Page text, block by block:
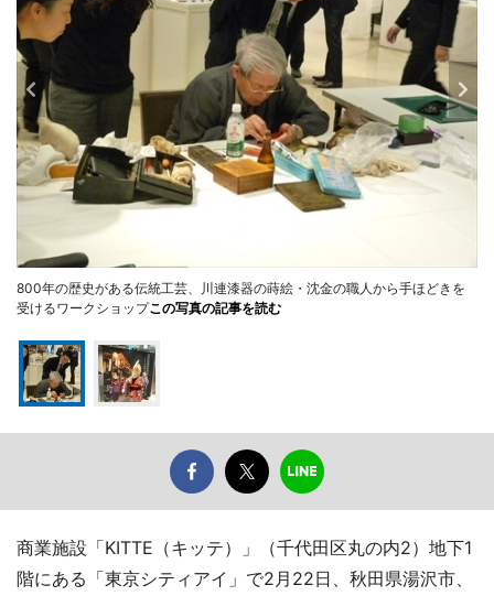
800年の歴史がある伝統工芸、川連漆器の蒔絵・沈金の職人から手ほどきを
受けるワークショップこの写真の記事を読む
商業施設「KITTE（キッテ）」（千代田区丸の内2）地下1
階にある「東京シティアイ」で2月22日、秋田県湯沢市、